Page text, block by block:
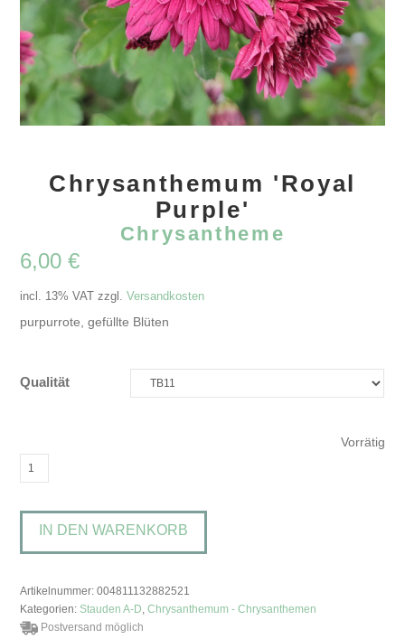
Chrysanthemum 'Royal
Purple'
Chrysantheme
6,00€
incl. 13% VAT zzgl.Versandkosten
purpurrote, gefüllte Blüten
Qualität
Vorrätig
Chrysanthemum
Purple'Chrysantheme
MengeIN DEN WARENKORB
Artikelnummer:004811132882521
Kategorien: Stauden A-D ,Chrysanthemum - Chrysanthemen
Postversand möglich